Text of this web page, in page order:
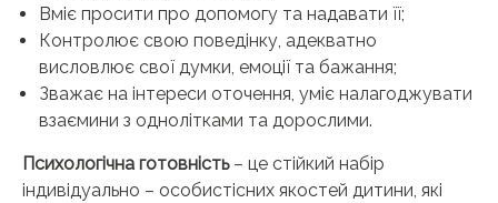
Вміє просити про допомогу та надавати її;
Контролює свою поведінку, адекватно
висловлює свої думки, емоції та бажання;
Зважає на інтереси оточення, уміє налагоджувати
взаємини з однолітками та дорослими.
Психологічна готовність– це стійкий набір
індивідуально – особистісних якостей дитини, які